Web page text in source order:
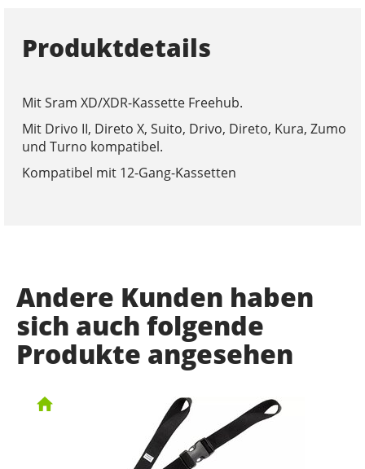
Produktdetails
Mit Sram XD/XDR-Kassette Freehub.
Mit Drivo II, Direto X, Suito, Drivo, Direto, Kura, Zumo
und Turno kompatibel.
Kompatibel mit 12-Gang-Kassetten
Andere Kunden haben
sich auch folgende
Produkte angesehen